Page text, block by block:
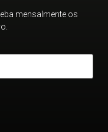
mensalmente os